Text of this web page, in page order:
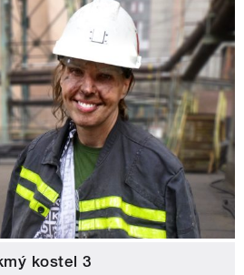
kostel 3